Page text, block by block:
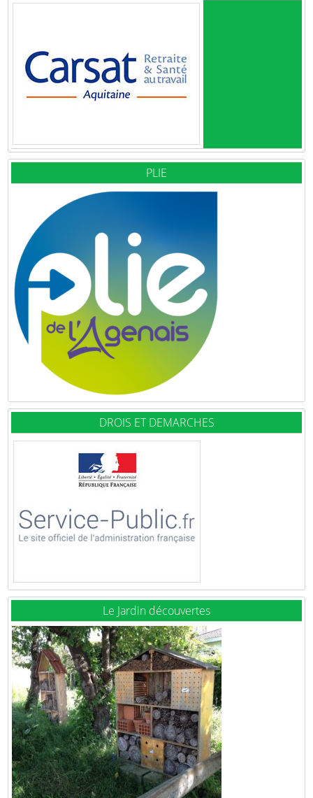
PLIE
DROIS ET DEMARCHES
Le Jardin découvertes